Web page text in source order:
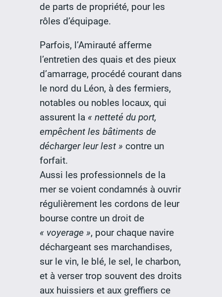
de parts de propriété, pour les
rôles d’équipage.
Parfois, l’Amirauté afferme
l’entretien des quais et des pieux
d’amarrage, procédé courant dans
le nord du Léon, à des fermiers,
notables ou nobles locaux, qui
assurent la « netteté du port,
empêchent les bâtiments de
décharger leur lest » contre un
forfait.
Aussi les professionnels de la
mer se voient condamnés à ouvrir
régulièrement les cordons de leur
bourse contre un droit de
« voyerage », pour chaque navire
déchargeant ses marchandises,
sur le vin, le blé, le sel, le charbon,
et à verser trop souvent des droits
aux huissiers et aux greffiers ce